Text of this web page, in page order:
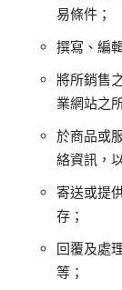
易條件；
撰寫、編
將所銷售
業網站之
於商品或
絡資訊，
寄送或提
存；
回覆及處
等；